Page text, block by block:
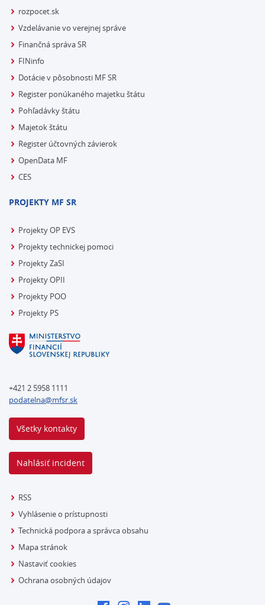
rozpocet.sk
Vzdelávanie vo verejnej správe
Finančná správa SR
FINinfo
Dotácie v pôsobnosti MF SR
Register ponúkaného majetku štátu
Pohľadávky štátu
Majetok štátu
Register účtovných závierok
OpenData MF
CES
PROJEKTY MF SR
Projekty OP EVS
Projekty technickej pomoci
Projekty ZaSI
Projekty OPII
Projekty POO
Projekty PS
+421 2 5958 1111
podatelna@mfsr.sk
Všetky kontakty
Nahlásiť incident
RSS
Vyhlásenie o prístupnosti
Technická podpora a správca obsahu
Mapa stránok
Nastaviť cookies
Ochrana osobných údajov